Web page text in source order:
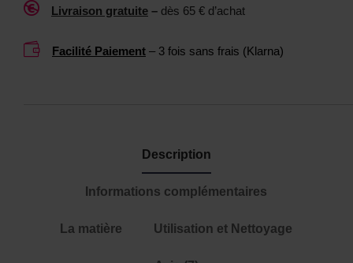
t
y
 Livraison gratuite – dès 65 € d’achat
 Facilité Paiement – 3 fois sans frais (Klarna)
Description
Informations complémentaires
La matière Utilisation et Nettoyage